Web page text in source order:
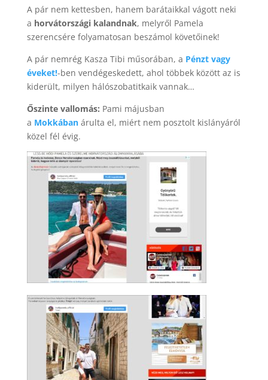
A pár nem kettesben, hanem barátaikkal vágott neki
a horvátországi kalandnak, melyről Pamela
szerencsére folyamatosan beszámol követőinek!
A pár nemrég Kasza Tibi műsorában, a Pénzt vagy
éveket!-ben vendégeskedett, ahol többek között az is
kiderült, milyen hálószobatitkaik vannak…
Őszinte vallomás: Pami májusban
a Mokkábanárulta el, miért nem posztolt kislányáról
közel fél évig.